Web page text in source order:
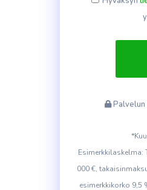
Palvelun
000 €,
esimerkkikorko 9,5